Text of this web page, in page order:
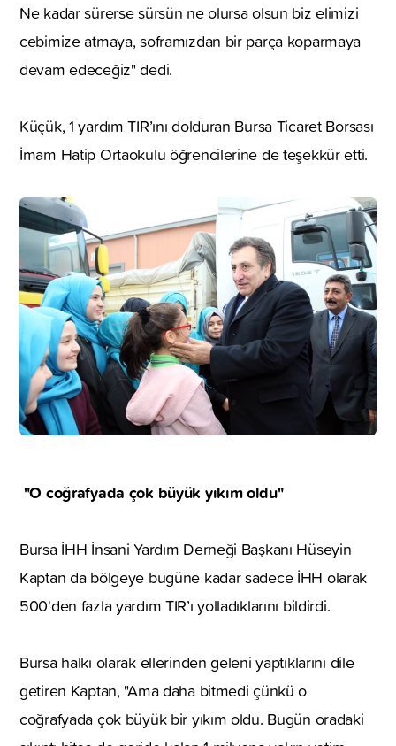
Ne kadar sürerse sürsün ne olursa olsun biz elimizi
cebimize atmaya, soframızdan bir parça koparmaya
devam edeceğiz" dedi.
Küçük, 1 yardım TIR’ını dolduran Bursa Ticaret Borsası
İmam Hatip Ortaokulu öğrencilerine de teşekkür etti.
"O coğrafyada çok büyük yıkım oldu"
Bursa İHH İnsani Yardım Derneği Başkanı Hüseyin
Kaptan da bölgeye bugüne kadar sadece İHH olarak
500'den fazla yardım TIR’ı yolladıklarını bildirdi.
Bursa halkı olarak ellerinden geleni yaptıklarını dile
getiren Kaptan, "Ama daha bitmedi çünkü o
coğrafyada çok büyük bir yıkım oldu. Bugün oradaki